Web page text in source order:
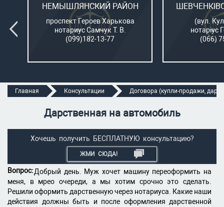
НЕМЫШЛЯНСКИЙ РАЙОН
проспект Героев Харькова
нотариус Самчук Т. В.
(099)182-13-77
(вул.
нотаріус
(066)
Главная Консультации Договора (купли-продажи,
Дарственная на автомобиль
Хочешь получить БЕСПЛАТНУЮ консультацию?
ЖМИ СЮДА!
Вопрос:Добрый день. Муж хочет машину переоформить на
меня, в мрео очереди, а мы хотим срочно это сделать.
Решили оформить дарственную через нотариуса. Какие наши
действия должны быть и после оформления дарственной